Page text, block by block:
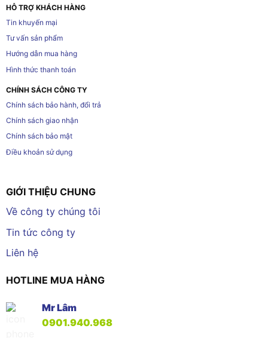
HỖ TRỢ KHÁCH HÀNG
Tin khuyến mại
Tư vấn sản phẩm
Hướng dẫn mua hàng
Hình thức thanh toán
CHÍNH SÁCH CÔNG TY
Chính sách bảo hành, đổi trả
Chính sách giao nhận
Chính sách bảo mật
Điều khoản sử dụng
GIỚI THIỆU CHUNG
Về công ty chúng tôi
Tin tức công ty
Liên hệ
HOTLINE MUA HÀNG
Mr Lâm
0901.940.968